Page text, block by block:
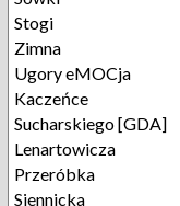
Stogi
Zimna
Ugory eMOCja
Kaczeńce
Sucharskiego [GDA]
Lenartowicza
Przeróbka
Siennicka